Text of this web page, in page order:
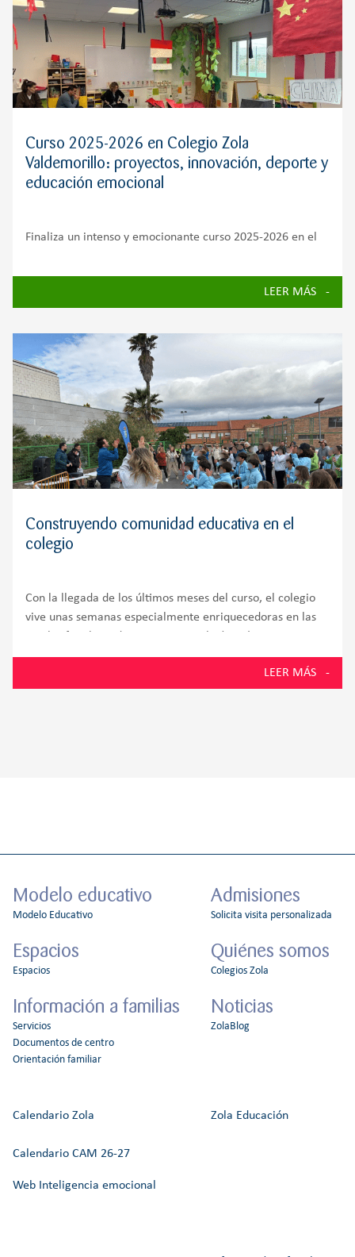
Curso 2025-2026 en Colegio Zola
Valdemorillo: proyectos, innovación, deporte y
educación emocional
Finaliza un intenso y emocionante curso 2025-2026 en el
iniciativas solidarias y actividades que han reforzado el
compromiso del Colegio Zola Valdemorillo con unaLEER MÁS
Construyendo comunidad educativa en el
colegio
Con la llegada de los últimos meses del curso, el colegio
vive unas semanas especialmente enriquecedoras en las
dentro de la vida escolar. Aulas, patios y espacios comunes
LEER MÁS
Modelo educativo
Modelo Educativo
Espacios
Espacios
Información a familias
Servicios
Documentos de centro
Orientación familiar
Admisiones
Solicita visita personalizada
Quiénes somos
Colegios Zola
Noticias
ZolaBlog
Calendario Zola
Calendario CAM 26-27
Web Inteligencia emocional
Zola Educación